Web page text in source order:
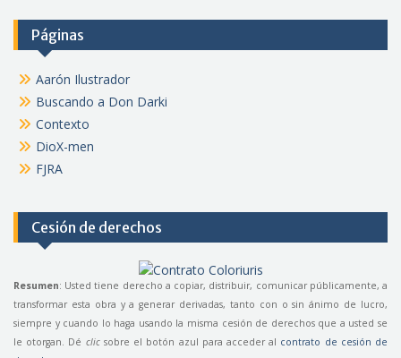
Páginas
Aarón Ilustrador
Buscando a Don Darki
Contexto
DioX-men
FJRA
Cesión de derechos
Resumen: Usted tiene derecho a copiar, distribuir, comunicar públicamente, a
transformar esta obra y a generar derivadas, tanto con o sin ánimo de lucro,
siempre y cuando lo haga usando la misma cesión de derechos que a usted se
le otorgan. Dé clicsobre el botón azul para acceder al contrato de cesión de